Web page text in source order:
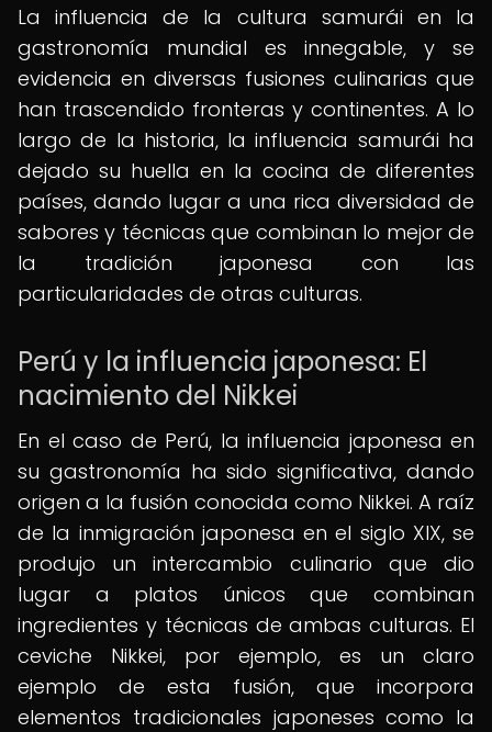
La influencia de la cultura samurái en la
gastronomía mundial es innegable, y se
evidencia en diversas fusiones culinarias que
han trascendido fronteras y continentes. A lo
largo de la historia, la influencia samurái ha
dejado su huella en la cocina de diferentes
países, dando lugar a una rica diversidad de
sabores y técnicas que combinan lo mejor de
la tradición japonesa con las
particularidades de otras culturas.
Perú y la influencia japonesa: El
nacimiento del Nikkei
En el caso de Perú, la influencia japonesa en
su gastronomía ha sido significativa, dando
origen a la fusión conocida como Nikkei. A raíz
de la inmigración japonesa en el siglo XIX, se
produjo un intercambio culinario que dio
lugar a platos únicos que combinan
ingredientes y técnicas de ambas culturas. El
ceviche Nikkei, por ejemplo, es un claro
ejemplo de esta fusión, que incorpora
elementos tradicionales japoneses como la